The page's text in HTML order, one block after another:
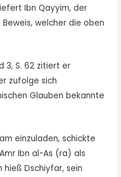
Ibn Qayyim, der
welcher die oben
3, S. 62 zitiert er
zufolge sich
Glauben bekannte
einzuladen, schickte
Ibn al-As (ra) als
hieß Dschiyfar, sein